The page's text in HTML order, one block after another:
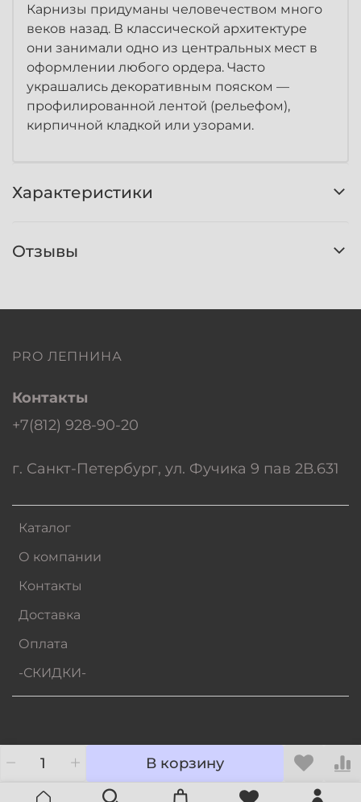
В корзину
Карнизы придуманы человечеством много
веков назад. В классической архитектуре
они занимали одно из центральных мест в
оформлении любого ордера. Часто
украшались декоративным пояском —
профилированной лентой (рельефом),
кирпичной кладкой или узорами.
Характеристики
Отзывы
PRO ЛЕПНИНА
Каталог
О компании
Контакты
Доставка
Оплата
-СКИДКИ-
Контакты
+7(812) 928-90-20
г. Санкт-Петербург, ул. Фучика 9 пав 2В.631